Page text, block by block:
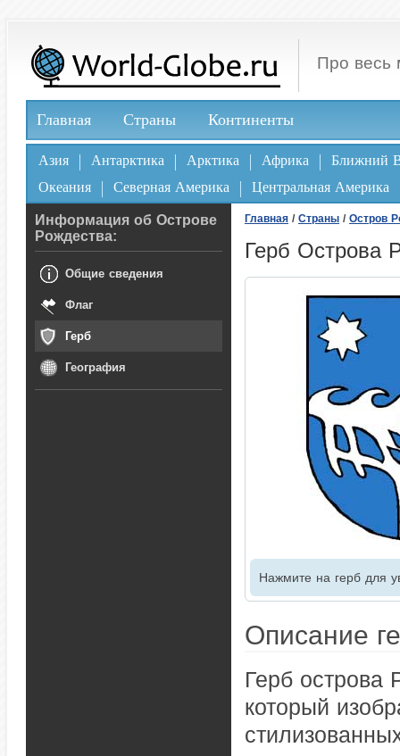
Про весь
Главная Страны Континенты
Азия Антарктика Арктика Африка
Ближний
Океания
Северная Америка Центральная Америка
Главная / Страны / Остров
Герб Острова
Нажмите на герб для
Описание
Герб острова
который
Информация об Острове
Рождества:
Общие сведения
Флаг
Герб
География